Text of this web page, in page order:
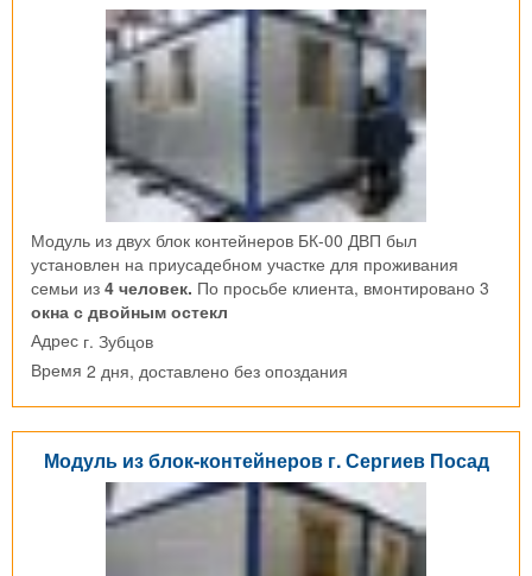
Модуль из двух блок контейнеров БК-00 ДВП был
установлен на приусадебном участке для проживания
семьи из 4 человек. По просьбе клиента, вмонтировано 3
окна с двойным остекл
Адрес г. Зубцов
Время 2 дня, доставлено без опоздания
Модуль из блок-контейнеров г. Сергиев Посад